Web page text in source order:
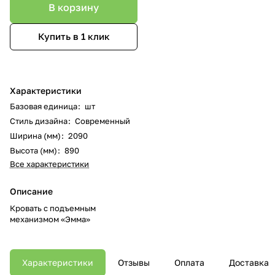
В корзину
Купить в 1 клик
Характеристики
Базовая единица: шт
Стиль дизайна: Современный
Ширина (мм): 2090
Высота (мм): 890
Все характеристики
Описание
Кровать с подъемным
механизмом «Эмма»
Характеристики Отзывы Оплата Доставка